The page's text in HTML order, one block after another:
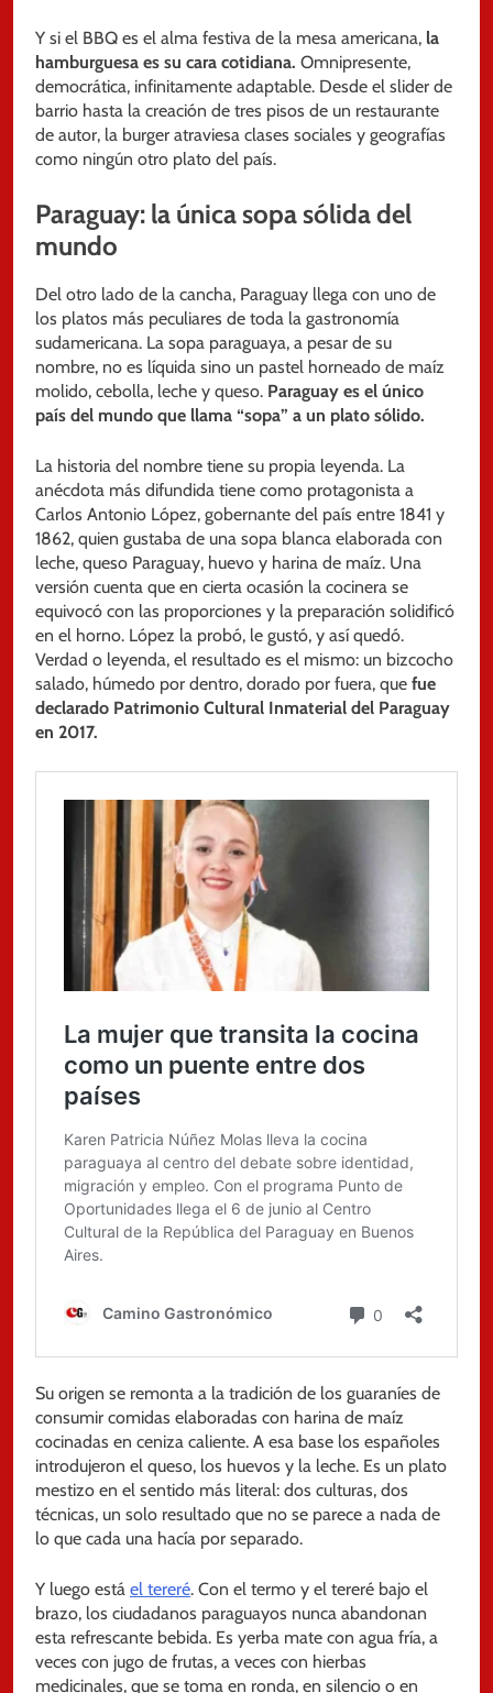
Y si el BBQ es el alma festiva de la mesa americana, la
hamburguesa es su cara cotidiana. Omnipresente,
democrática, infinitamente adaptable. Desde el slider de
barrio hasta la creación de tres pisos de un restaurante
de autor, la burger atraviesa clases sociales y geografías
como ningún otro plato del país.
Paraguay: la única sopa sólida del
mundo
Del otro lado de la cancha, Paraguay llega con uno de
los platos más peculiares de toda la gastronomía
sudamericana. La sopa paraguaya, a pesar de su
nombre, no es líquida sino un pastel horneado de maíz
molido, cebolla, leche y queso. Paraguay es el único
país del mundo que llama “sopa” a un plato sólido.
La historia del nombre tiene su propia leyenda. La
anécdota más difundida tiene como protagonista a
Carlos Antonio López, gobernante del país entre 1841 y
1862, quien gustaba de una sopa blanca elaborada con
leche, queso Paraguay, huevo y harina de maíz. Una
versión cuenta que en cierta ocasión la cocinera se
equivocó con las proporciones y la preparación solidificó
en el horno. López la probó, le gustó, y así quedó.
Verdad o leyenda, el resultado es el mismo: un bizcocho
salado, húmedo por dentro, dorado por fuera, que fue
declarado Patrimonio Cultural Inmaterial del Paraguay
en 2017.
Su origen se remonta a la tradición de los guaraníes de
consumir comidas elaboradas con harina de maíz
cocinadas en ceniza caliente. A esa base los españoles
introdujeron el queso, los huevos y la leche. Es un plato
mestizo en el sentido más literal: dos culturas, dos
técnicas, un solo resultado que no se parece a nada de
lo que cada una hacía por separado.
Y luego está el tereré. Con el termo y el tereré bajo el
brazo, los ciudadanos paraguayos nunca abandonan
esta refrescante bebida. Es yerba mate con agua fría, a
veces con jugo de frutas, a veces con hierbas
medicinales, que se toma en ronda, en silencio o en